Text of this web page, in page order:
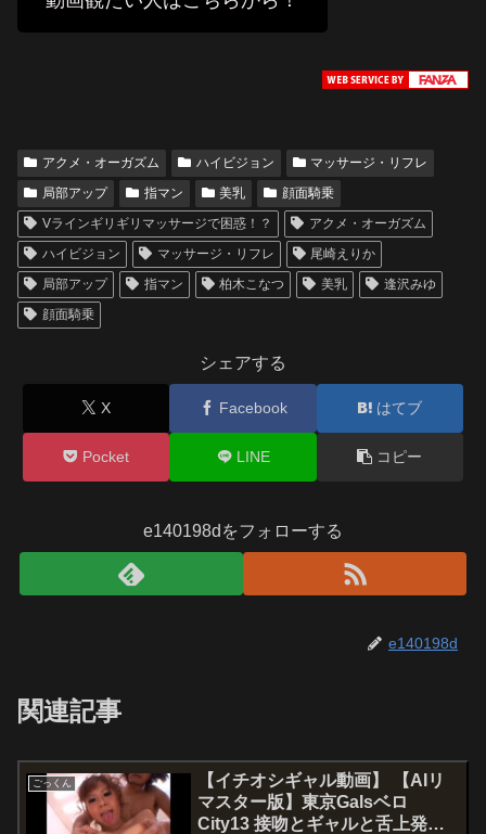
アクメ・オーガズム ハイビジョン
マッサージ・リフレ
局部アップ
指マン 美乳
顔面騎乗
Vラインギリギリマッサージで困惑！？
アクメ・オーガズム
ハイビジョン
マッサージ・リフレ
尾崎えりか
局部アップ
指マン 柏木こなつ 美乳
逢沢みゆ
顔面騎乗
シェアする
X Facebook はてブ
Pocket LINE コピー
e140198dをフォローする
e140198d
関連記事
ごっくん
【イチオシギャル動画】 【AIリ
マスター版】東京Galsベロ
City13 接吻とギャルと舌上発射